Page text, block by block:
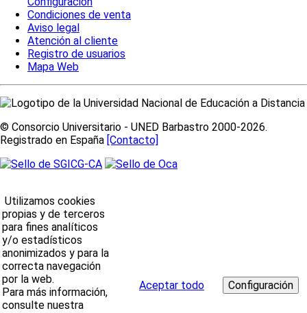
Condiciones de venta
Aviso legal
Atención al cliente
Registro de usuarios
Mapa Web
© Consorcio Universitario - UNED Barbastro 2000-2026.
Registrado en España [Contacto]
Utilizamos cookies
propias y de terceros
para fines analíticos
y/o estadísticos
anonimizados y para la
correcta navegación
por la web.
Para más información,
consulte nuestra
Aceptar todo